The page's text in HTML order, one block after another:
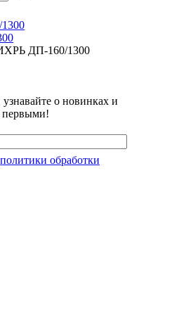
ДП-160/1300
о новинках и
первыми!
политики обработки